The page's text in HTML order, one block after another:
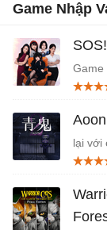
Game Nhập
Game
mạn
lại với